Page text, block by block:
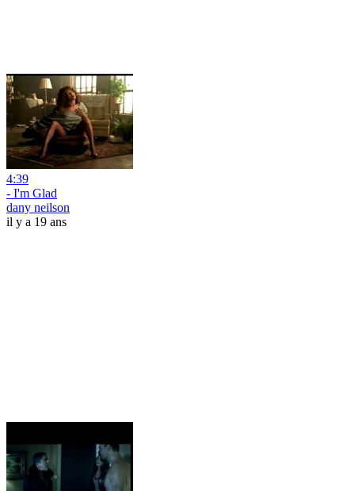
4:39
- I'm Glad
dany neilson
il y a 19 ans